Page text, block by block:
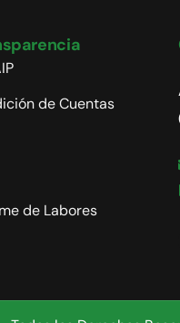
de Cuentas
de Labores